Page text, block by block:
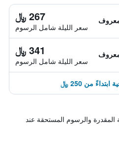
معروف 267 ﷼
سعر الليلة شامل الرسوم
معروف 341 ﷼
سعر الليلة شامل الرسوم
والرسوم المستحقة عند